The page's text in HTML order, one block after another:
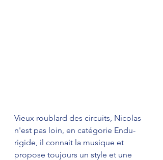
Vieux roublard des circuits, Nicolas
n'est pas loin, en catégorie Endu-
rigide, il connait la musique et
propose toujours un style et une